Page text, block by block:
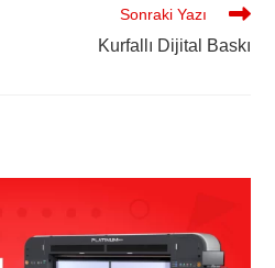
Sonraki Yazı
Kurfallı Dijital Baskı